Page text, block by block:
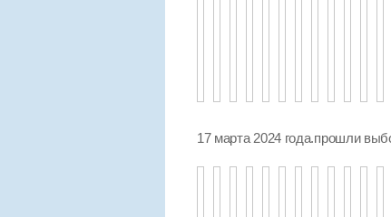
17 марта 2024 года.прошли